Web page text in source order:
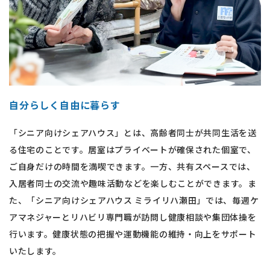
自分らしく自由に暮らす
「シニア向けシェアハウス」とは、高齢者同士が共同生活を送
る住宅のことです。居室はプライベートが確保された個室で、
ご自身だけの時間を満喫できます。一方、共有スペースでは、
入居者同士の交流や趣味活動などを楽しむことができます。ま
た、「シニア向けシェアハウス ミライリハ瀬田」では、毎週ケ
アマネジャーとリハビリ専門職が訪問し健康相談や集団体操を
行います。健康状態の把握や運動機能の維持・向上をサポート
いたします。